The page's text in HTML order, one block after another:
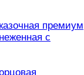
премиум
с